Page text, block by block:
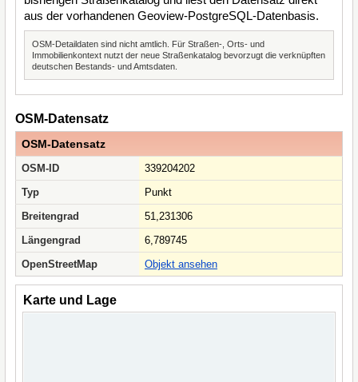
aus der vorhandenen Geoview-PostgreSQL-Datenbasis.
OSM-Detaildaten sind nicht amtlich. Für Straßen-, Orts- und
Immobilienkontext nutzt der neue Straßenkatalog bevorzugt die verknüpften
deutschen Bestands- und Amtsdaten.
OSM-Datensatz
OSM-Datensatz
OSM-ID
339204202
Typ
Punkt
Breitengrad
51,231306
Längengrad
6,789745
OpenStreetMap
Objekt ansehen
Karte und Lage